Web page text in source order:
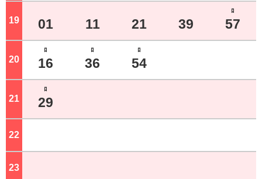
19 01 11 21 39
ﾛ
57
20
ﾛ
16
ﾛ
36
ﾛ
54
21
ﾛ
29
22
23